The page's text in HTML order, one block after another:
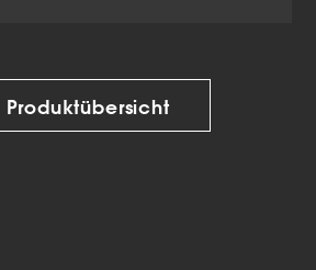
Produktübersicht